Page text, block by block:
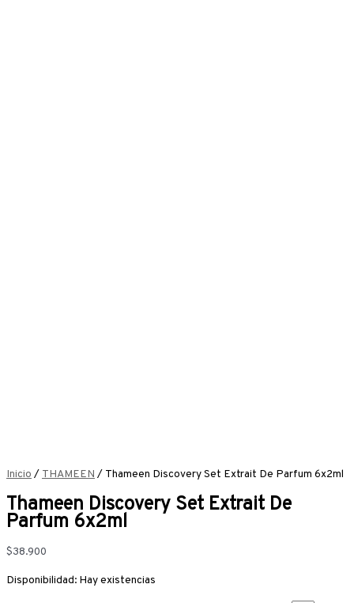
Inicio/ THAMEEN/ Thameen Discovery Set Extrait De Parfum 6x2ml
Thameen Discovery Set Extrait De
Parfum 6x2ml
$38.900
Disponibilidad: Hay existencias